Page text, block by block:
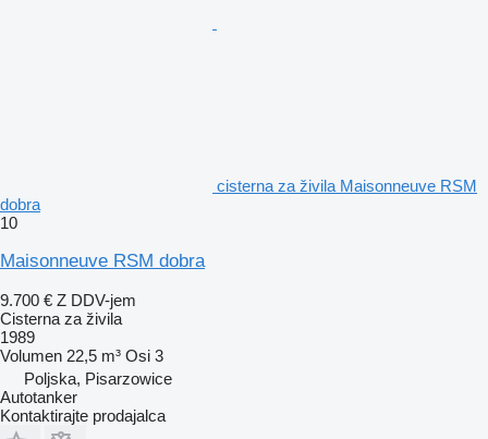
cisterna za živila Maisonneuve RSM
dobra
10
Maisonneuve RSM dobra
9.700 € Z DDV-jem
Cisterna za živila
1989
Volumen 22,5 m³ Osi 3
Poljska, Pisarzowice
Autotanker
Kontaktirajte prodajalca